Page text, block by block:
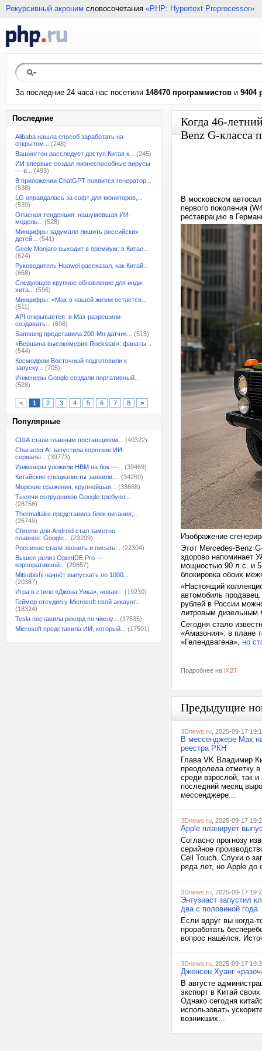
Рекурсивный акроним словосочетания «PHP: Hypertext Preprocessor»
За последние 24 часа нас посетили 148470 программистов и 9404
Последние
Alibaba нашла способ заработать на
открытом...
(248)
Вашингтон расследует доступ Китая к...
(245)
ИИ впервые создал жизнеспособные вирусы
— в...
(493)
В приложении ChatGPT появится генератор...
(538)
LG оправдалась за софт для мониторов,...
(539)
Опасная тенденция: нашумевшая ИИ-
модель...
(528)
Минцифры задумало лишить российских
детей...
(541)
Geely Monjaro выходит в премиум: в Китае...
(624)
Руководитель Huawei рассказал, как Китай...
(668)
Следующее крупное обновление для инди-
хита...
(596)
Минцифры: «Max в нашей жизни остается...
(511)
API открывается: в Max разрешили
создавать...
(696)
Samsung представила 200-Мп датчик...
(515)
«Вершина высокомерия Rockstar»: фанаты...
(544)
Космодром Восточный подготовили к
запуску...
(705)
Инженеры Google создали портативный...
(528)
< 1 2 3 4 5 6 7 8 >
Популярные
США стали главным поставщиком...
(40322)
Character.AI запустила короткие ИИ-
сериалы...
(39773)
Инженеры уложили HBM на бок —...
(39469)
Китайские специалисты заявили,...
(34269)
Морские сражения, крупнейшая...
(33668)
Тысячи сотрудников Google требуют...
(28756)
Thermaltake представила блок питания,...
(26749)
Chrome для Android стал заметно
плавнее: Google...
(23209)
Россияне стали звонить и писать...
(22304)
Вышел релиз OpenIDE Pro —
корпоративной...
(20857)
Mitsubishi начнёт выпускать по 1000...
(20387)
Игра в стиле «Джона Уика», новая...
(19230)
Геймер отсудил у Microsoft свой аккаунт...
(18324)
Tesla поставила рекорд по числу...
(17535)
Microsoft представила ИИ, который...
(17501)
Когда 46-
Benz G-класса
В московском
первого поколения
реставрацию в
Изображение
Этот Mercedes-Benz
здорово напоминает
мощностью 90 л.с. и
блокировка обоих
«Настоящий
автомобиль
рублей в России
литровым дизельным
Сегодня стало
«Амазония»: в плане
«Гелендвагена», но
Подробнее на iXBT
Предыдущие
3Dnews.ru , 2025-09-17
В мессенджере Max
реестра РКН
Глава VK Владимир
преодолела отметку
среди взрослой, так
последний месяц
мессенджере...
3Dnews.ru , 2025-09-17
Apple планирует
Согласно прогнозу
серийное
Cell Touch. Слухи о
ряда лет, но Apple до
3Dnews.ru , 2025-09-17
Энтузиаст запустил
два с половиной года
Если вдруг вы когда-
проработать
вопрос нашёлся.
3Dnews.ru , 2025-09-17
Дженсен Хуанг
В августе
экспорт в Китай
Однако сегодня
использовать
возникших...